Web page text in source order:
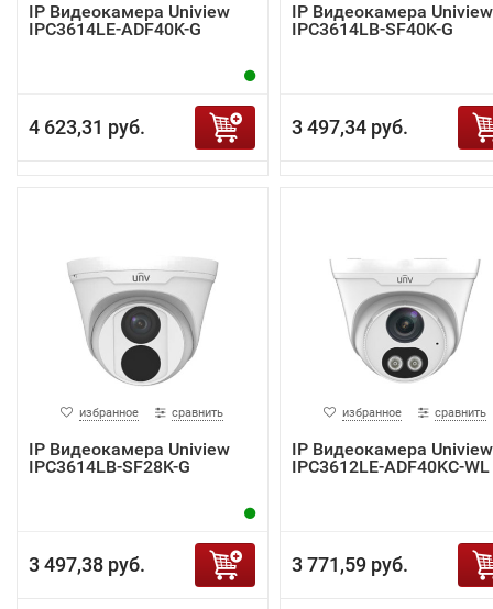
IP Видеокамера Uniview
IPC3614LE-ADF40K-G
4 623,31 руб.
IP Видеокамера Uniview
IPC3614LB-SF40K-G
3 497,34 руб.
избранное сравнить
IP Видеокамера Uniview
IPC3614LB-SF28K-G
3 497,38 руб.
избранное сравнить
IP Видеокамера Uniview
IPC3612LE-ADF40KC-WL
3 771,59 руб.